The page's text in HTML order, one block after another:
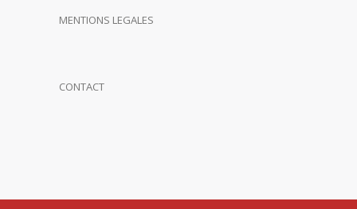
MENTIONS LEGALES
CONTACT